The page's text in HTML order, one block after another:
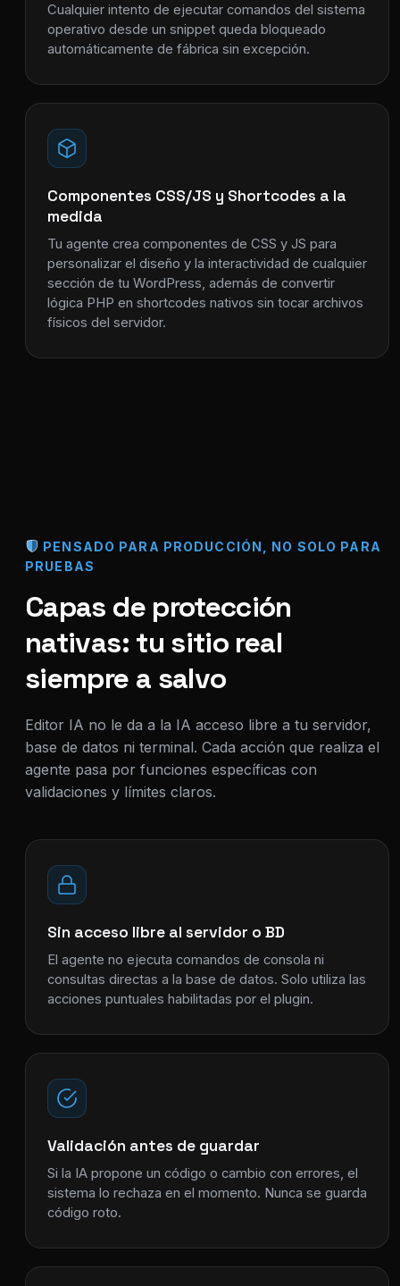
Cualquier intento de ejecutar comandos del sistema
operativo desde un snippet queda bloqueado
automáticamente de fábrica sin excepción.
Componentes CSS/JS y Shortcodes a la
medida
Tu agente crea componentes de CSS y JS para
personalizar el diseño y la interactividad de cualquier
sección de tu WordPress, además de convertir
lógica PHP en shortcodes nativos sin tocar archivos
físicos del servidor.
PENSADO PARA PRODUCCIÓN, NO SOLO PARA
PRUEBAS
Capas de protección
nativas: tu sitio real
siempre a salvo
Editor IA no le da a la IA acceso libre a tu servidor,
base de datos ni terminal. Cada acción que realiza el
agente pasa por funciones específicas con
validaciones y límites claros.
Sin acceso libre al servidor o BD
El agente no ejecuta comandos de consola ni
consultas directas a la base de datos. Solo utiliza las
acciones puntuales habilitadas por el plugin.
Validación antes de guardar
Si la IA propone un código o cambio con errores, el
sistema lo rechaza en el momento. Nunca se guarda
código roto.